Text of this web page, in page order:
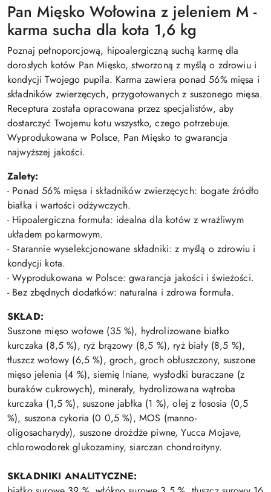
Pan Mięsko Wołowina z jeleniem M -
karma sucha dla kota 1,6 kg
Poznaj pełnoporcjową, hipoalergiczną suchą karmę dla
dorosłych kotów Pan Mięsko, stworzoną z myślą o zdrowiu i
kondycji Twojego pupila. Karma zawiera ponad 56% mięsa i
składników zwierzęcych, przygotowanych z suszonego mięsa.
Receptura została opracowana przez specjalistów, aby
dostarczyć Twojemu kotu wszystko, czego potrzebuje.
Wyprodukowana w Polsce, Pan Mięsko to gwarancja
najwyższej jakości.
Zalety:
- Ponad 56% mięsa i składników zwierzęcych: bogate źródło
białka i wartości odżywczych.
- Hipoalergiczna formuła: idealna dla kotów z wrażliwym
układem pokarmowym.
- Starannie wyselekcjonowane składniki: z myślą o zdrowiu i
kondycji kota.
- Wyprodukowana w Polsce: gwarancja jakości i świeżości.
- Bez zbędnych dodatków: naturalna i zdrowa formuła.
SKŁAD:
Suszone mięso wołowe (35 %), hydrolizowane białko
kurczaka (8,5 %), ryż brązowy (8,5 %), ryż biały (8,5 %),
tłuszcz wołowy (6,5 %), groch, groch obłuszczony, suszone
mięso jelenia (4 %), siemię lniane, wysłodki buraczane (z
buraków cukrowych), minerały, hydrolizowana wątroba
kurczaka (1,5 %), suszone jabłka (1 %), olej z łososia (0,5
%), suszona cykoria (0 0,5 %), MOS (manno-
oligosacharydy), suszone drożdże piwne, Yucca Mojave,
chlorowodorek glukozaminy, siarczan chondroityny.
SKŁADNIKI ANALITYCZNE: